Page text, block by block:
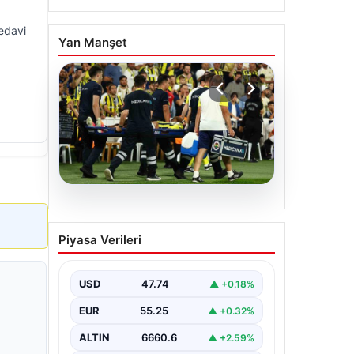
Yan Manşet
05.08.2026
Fenerbahçe’de Sturm
Graz maçında
kahreden haber!
Piyasa Verileri
USD 47.74 ▲ +0.18%
EUR 55.25 ▲ +0.32%
ALTIN 6660.6 ▲ +2.59%